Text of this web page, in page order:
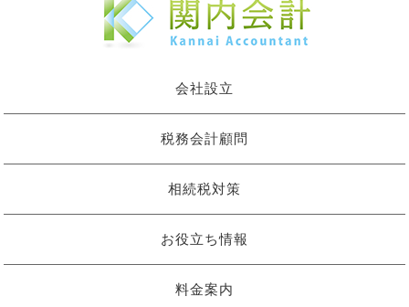
会社設立
税務会計顧問
相続税対策
お役立ち情報
料金案内